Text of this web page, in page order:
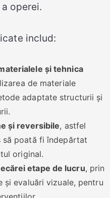
operei.
includ:
și tehnica
de materiale
adaptate structurii și
și reversibile, astfel
să poată fi îndepărtat
original.
etape de lucru, prin
și evaluări vizuale, pentru